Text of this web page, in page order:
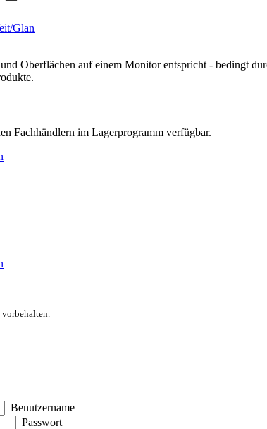
Glan
Oberflächen auf einem Monitor entspricht - bedingt
Fachhändlern im Lagerprogramm verfügbar.
Benutzername
Passwort